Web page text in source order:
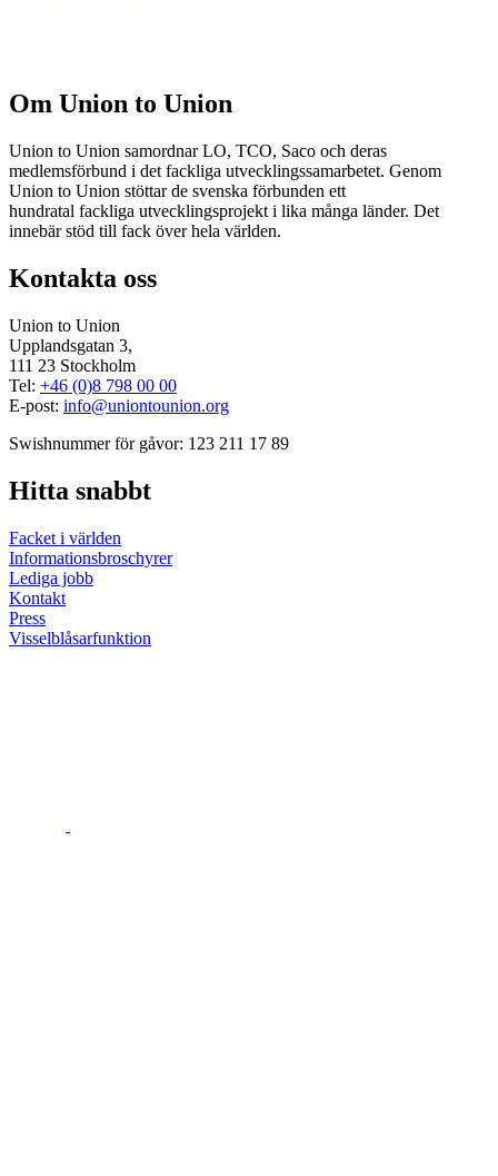
Om Union to Union
Union to Union samordnar LO, TCO, Saco och deras
medlemsförbund i det fackliga utvecklingssamarbetet. Genom
Union to Union stöttar de svenska förbunden ett
hundratal fackliga utvecklingsprojekt i lika många länder. Det
innebär stöd till fack över hela världen.
Kontakta oss
Union to Union
Upplandsgatan 3,
111 23 Stockholm
Tel: +46 (0)8 798 00 00
E-post: info@uniontounion.org
Swishnummer för gåvor: 123 211 17 89
Hitta snabbt
Facket i världen
Informationsbroschyrer
Lediga jobb
Kontakt
Press
Visselblåsarfunktion